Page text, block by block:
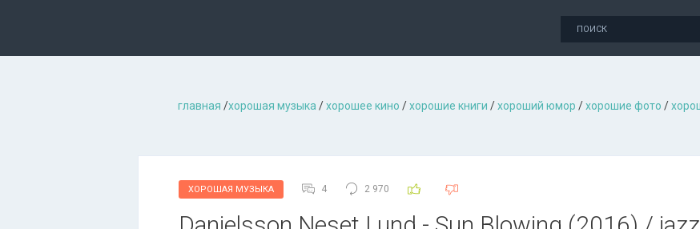
главная /хорошая музыкa /хорошее кино /хорошие книги /хороший юмор /хорошие фото /
ХОРОШАЯ МУЗЫКА 4 2 970